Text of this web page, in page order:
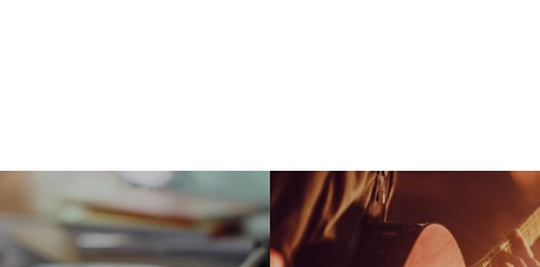
Loading your form, please wait...